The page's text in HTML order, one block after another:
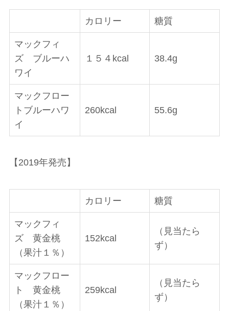
カロリー 糖質
マックフィ
ズ ブルーハ
ワイ
１５４kcal 38.4g
マックフロー
トブルーハワ
イ
260kcal 55.6g
【2019年発売】
カロリー 糖質
マックフィ
ズ 黄金桃
（果汁１％）
152kcal
（見当たら
ず）
マックフロー
ト 黄金桃
（果汁１％）
259kcal
（見当たら
ず）